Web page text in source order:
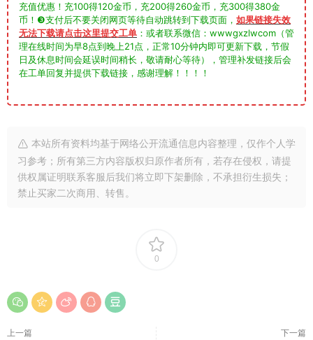
充值优惠！充100得120金币，充200得260金币，充300得380金
币！❸支付后不要关闭网页等待自动跳转到下载页面， 如果链接失效
无法下载请点击这里提交工单 ：或者联系微信：wwwgxzlwcom（管
理在线时间为早8点到晚上21点，正常10分钟内即可更新下载，节假
日及休息时间会延误时间稍长，敬请耐心等待），管理补发链接后会
在工单回复并提供下载链接，感谢理解！！！！
本站所有资料均基于网络公开流通信息内容整理，仅作个人学
习参考；所有第三方内容版权归原作者所有，若存在侵权，请提
供权属证明联系客服后我们将立即下架删除，不承担衍生损失；
禁止买家二次商用、转售。
0
上一篇 下一篇